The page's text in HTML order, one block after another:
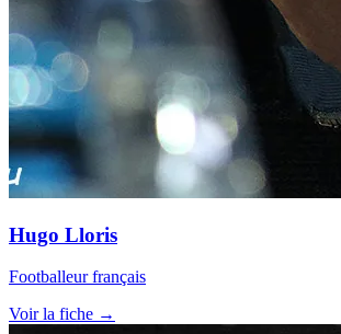
Hugo Lloris
Footballeur français
Voir la fiche →